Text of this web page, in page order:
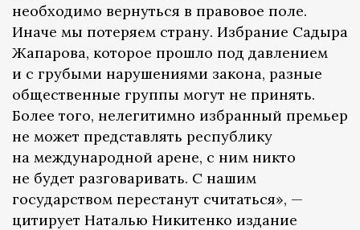
необходимо вернуться в правовое поле.
Иначе мы потеряем страну. Избрание Садыра
Жапарова, которое прошло под давлением
и с грубыми нарушениями закона, разные
общественные группы могут не принять.
Более того, нелегитимно избранный премьер
не может представлять республику
на международной арене, с ним никто
не будет разговаривать. С нашим
государством перестанут считаться», —
цитирует Наталью Никитенко издание